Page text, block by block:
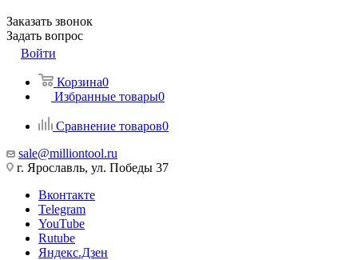
Заказать звонок
Задать вопрос
Войти
Корзина0
Избранные товары0
Сравнение товаров0
sale@milliontool.ru
г. Ярославль, ул. Победы 37
Вконтакте
Telegram
YouTube
Rutube
Яндекс.Дзен